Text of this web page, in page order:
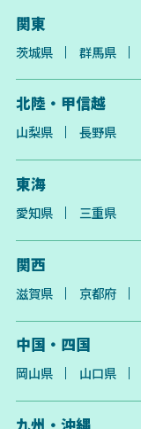
関東
茨城県 群馬県
北陸・甲信越
山梨県 長野県
東海
愛知県 三重県
関西
滋賀県 京都府
中国・四国
岡山県 山口県
九州・沖縄